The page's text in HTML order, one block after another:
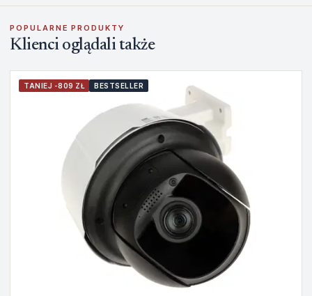
POPULARNE PRODUKTY
Klienci oglądali także
TANIEJ -809 ZŁ BESTSELLER